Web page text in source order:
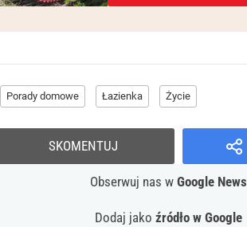
Porady domowe Łazienka Życie
Obserwuj nas w Google News
Dodaj jako źródło w Google
SKOMENTUJ